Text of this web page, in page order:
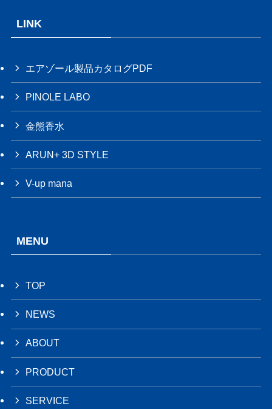
LINK
エアゾール製品カタログPDF
PINOLE LABO
金熊香水
ARUN+ 3D STYLE
V-up mana
MENU
TOP
NEWS
ABOUT
PRODUCT
SERVICE